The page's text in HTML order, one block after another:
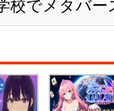
校でメタバー